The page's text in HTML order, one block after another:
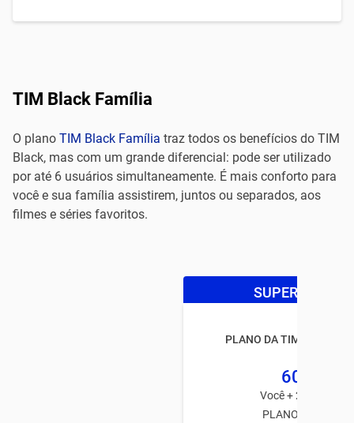
TIM Black Família
O plano TIM Black Família traz todos os benefícios do TIM
Black, mas com um grande diferencial: pode ser utilizado
por até 6 usuários simultaneamente. É mais conforto para
você e sua família assistirem, juntos ou separados, aos
filmes e séries favoritos.
SUPER OFERTA
PLANO DA TIM BLACK
60GB
Você + 2 usuários
PLANO TIM PÓS